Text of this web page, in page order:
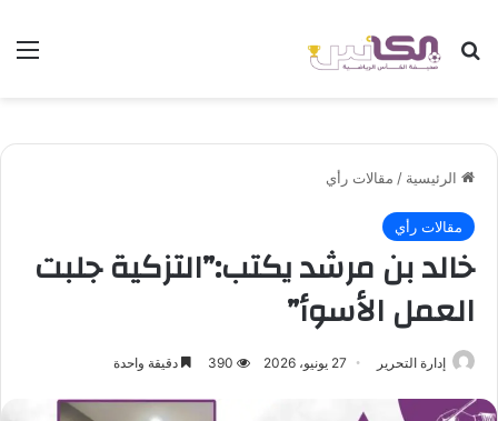
بحث عن
الرئيسية / مقالات رأي
مقالات رأي
خالد بن مرشد يكتب:”التزكية جلبت
العمل الأسوأ”
إدارة التحرير 27 يونيو، 2026 390 دقيقة واحدة